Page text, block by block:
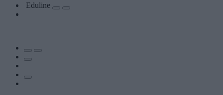
Eduline